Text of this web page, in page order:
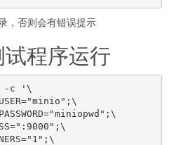
，否则会有错误提示
程序运行
-c '\